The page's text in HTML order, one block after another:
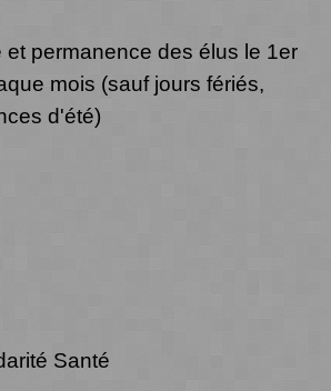
et permanence des élus le 1er
mois (sauf jours fériés,
d'été)
Santé